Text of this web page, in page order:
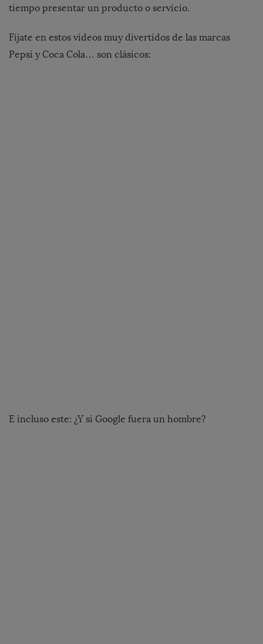
tiempo presentar un producto o servicio.
Fijate en estos videos muy divertidos de las marcas
Pepsi y Coca Cola… son clásicos:
E incluso este: ¿Y si Google fuera un hombre?